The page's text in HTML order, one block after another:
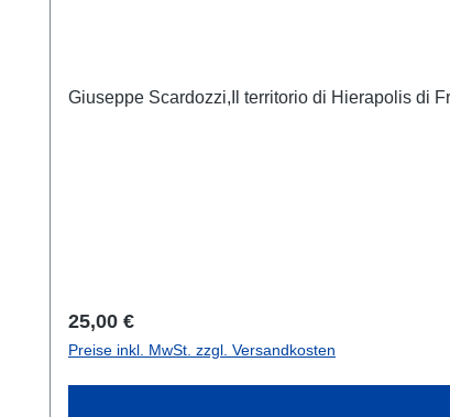
Giuseppe Scardozzi,Il territorio di Hierapolis di
Regulärer Preis:
25,00 €
Preise inkl. MwSt. zzgl. Versandkosten